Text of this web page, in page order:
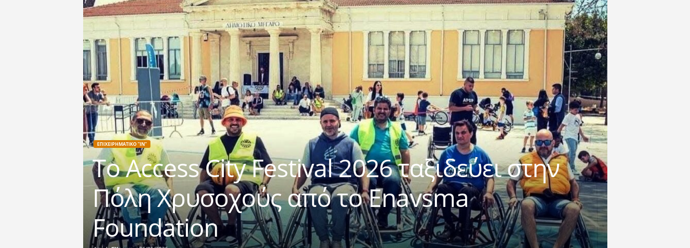
ΕΠΙΧΕΙΡΗΜΑΤΙΚΟ "IN"
Το Access City Festival 2026 ταξιδεύει στην
Πόλη Χρυσοχούς από το Enavsma
Foundation